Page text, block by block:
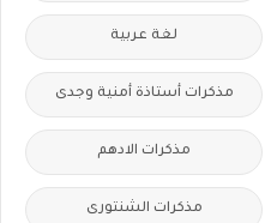
لغة عربية
مذكرات أستاذة أمنية وجدى
مذكرات الادهم
مذكرات الشنتورى